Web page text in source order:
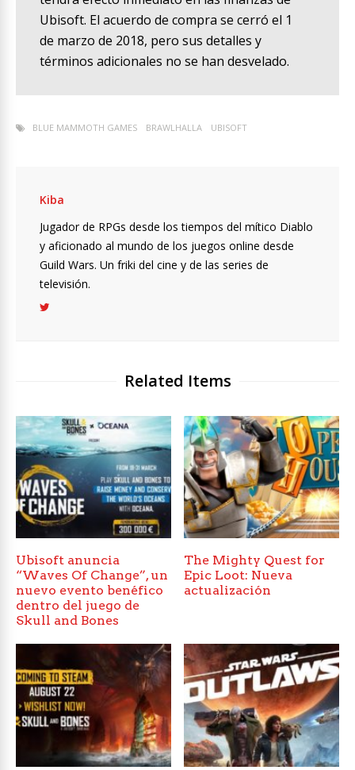
Ubisoft. El acuerdo de compra se cerró el 1
de marzo de 2018, pero sus detalles y
términos adicionales no se han desvelado.
BLUE MAMMOTH GAMES BRAWLHALLA UBISOFT
Kiba
Jugador de RPGs desde los tiempos del mítico Diablo
y aficionado al mundo de los juegos online desde
Guild Wars. Un friki del cine y de las series de
televisión.
Related Items
Ubisoft anuncia
“Waves Of Change”, un
nuevo evento benéfico
dentro del juego de
Skull and Bones
The Mighty Quest for
Epic Loot: Nueva
actualización